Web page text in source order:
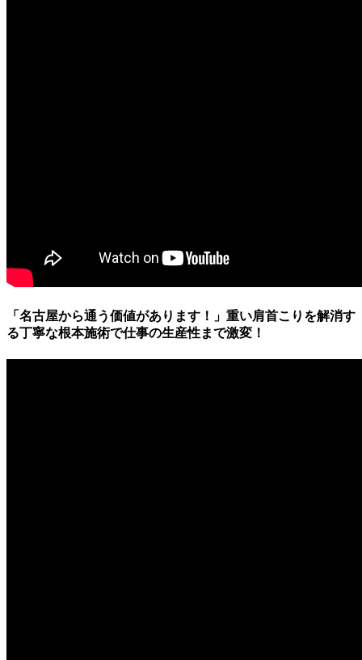
「名古屋から通う価値があります！」重い肩首こりを解消す
る丁寧な根本施術で仕事の生産性まで激変！